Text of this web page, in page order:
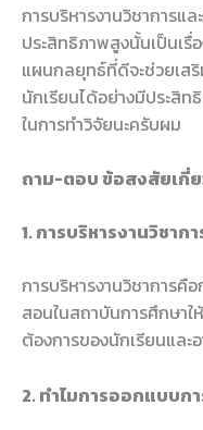
การบริหารงานวิชาการแ
ประสิทธิภาพสูงนั้นเป็นเ
แผนกลยุทธ์ที่ดีจะช่วยเส
นักเรียนได้อย่างมีประสิท
ในการทำวิจัยนะครับผม
ถาม-ตอบ ข้อสงสัยเกี่ย
1. การบริหารงานวิชาก
การบริหารงานวิชาการคื
สอนในสถาบันการศึกษา
ต้องการของนักเรียนและ
2. ทำไมการออกแบบก